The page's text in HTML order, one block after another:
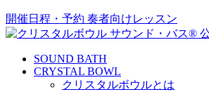
開催日程・予約 奏者向けレッスン
SOUND BATH
CRYSTAL BOWL
クリスタルボウルとは